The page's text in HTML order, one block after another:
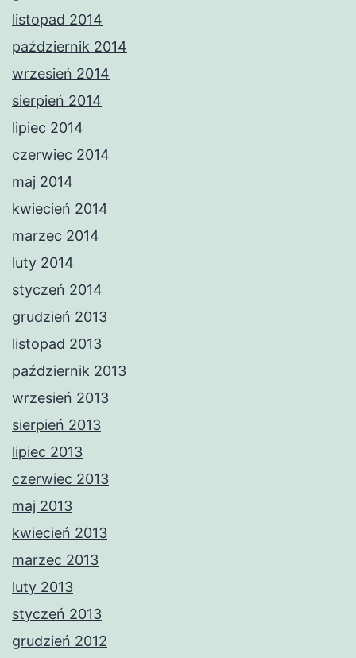
listopad 2014
październik 2014
wrzesień 2014
sierpień 2014
lipiec 2014
czerwiec 2014
maj 2014
kwiecień 2014
marzec 2014
luty 2014
styczeń 2014
grudzień 2013
listopad 2013
październik 2013
wrzesień 2013
sierpień 2013
lipiec 2013
czerwiec 2013
maj 2013
kwiecień 2013
marzec 2013
luty 2013
styczeń 2013
grudzień 2012